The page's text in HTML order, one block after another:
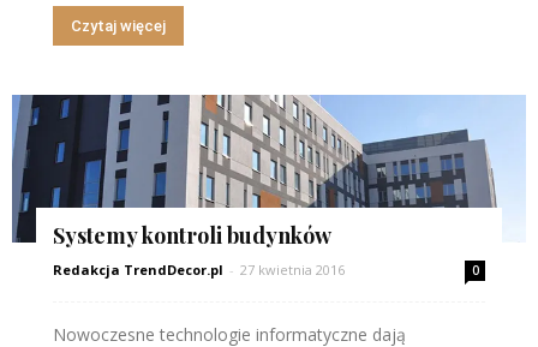
Czytaj więcej
Systemy kontroli budynków
Redakcja TrendDecor.pl - 27 kwietnia 2016 0
Nowoczesne technologie informatyczne dają